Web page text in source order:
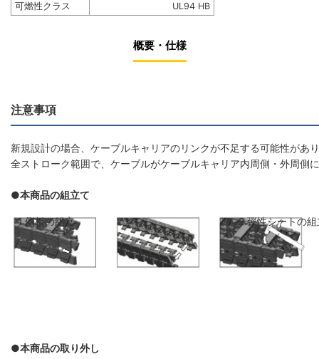
可燃性クラス
UL94 HB
概要・仕様
注意事項
新規設計の場合、ケーブルキャリアのリンクが不足する可能性が
全ストローク範囲で、ケーブルがケーブルキャリア内周側・外周側
●本商品の組立て
1.側板の組立 2.弾性シートの組
●本商品の取り外し